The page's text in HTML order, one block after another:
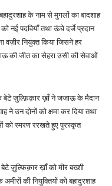
के नाम से मुगलों का बादशाह
नई पदवियाँ तथा ऊंचे दर्जे प्रदान
वज़ीर नियुक्त किया जिसने हर
की जीत का सेहरा उसी की सेवाओं
ज़ुल्फ़िक़ार ख़ाँ ने जजाऊ के मैदान
उन दोनों को क्षमा कर दिया तथा
को स्मरण ररखते हुए पुरस्कृत
ज़ुल्फ़िक़ार ख़ाँ को मीर बख्शी
की नियुक्तियों को बहादुरशाह